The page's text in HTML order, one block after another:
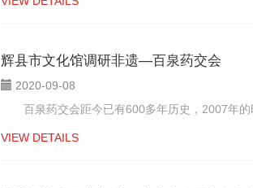
辉县市文化馆调研非遗—百泉药交会
2020-09-08
百泉药交会距今已有600多年历史，2007年的
VIEW DETAILS